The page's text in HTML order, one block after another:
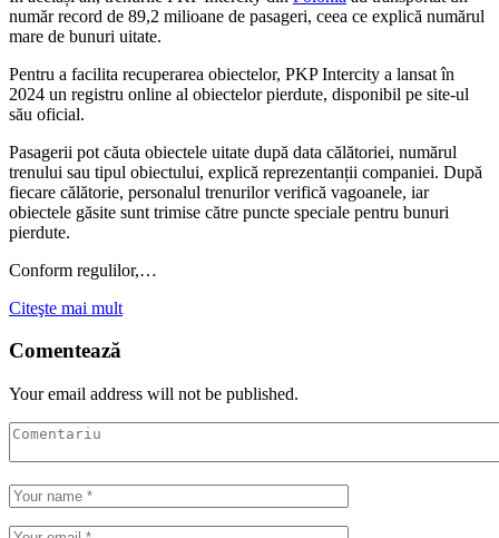
număr record de 89,2 milioane de pasageri, ceea ce explică numărul
mare de bunuri uitate.
Pentru a facilita recuperarea obiectelor, PKP Intercity a lansat în
2024 un registru online al obiectelor pierdute, disponibil pe site-ul
său oficial.
Pasagerii pot căuta obiectele uitate după data călătoriei, numărul
trenului sau tipul obiectului, explică reprezentanții companiei. După
fiecare călătorie, personalul trenurilor verifică vagoanele, iar
obiectele găsite sunt trimise către puncte speciale pentru bunuri
pierdute.
Conform regulilor,…
Citeşte mai mult
Comentează
Your email address will not be published.